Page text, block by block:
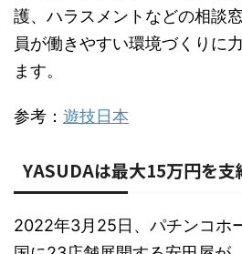
護、ハラスメントなどの相談
員が働きやすい環境づくりに
ます。
参考： 遊技日本
YASUDAは最大15万円を支
2022年3月25日、パチンコホ